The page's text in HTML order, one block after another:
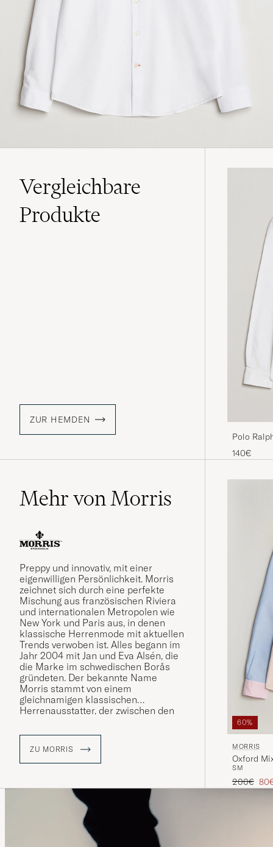
Vergleichbare
Produkte
ZUR HEMDEN
Polo
140€
Mehr von Morris
Preppy und innovativ, mit einer
eigenwilligen Persönlichkeit. Morris
zeichnet sich durch eine perfekte
Mischung aus französischen Riviera
und internationalen Metropolen wie
New York und Paris aus, in denen
klassische Herrenmode mit aktuellen
Trends verwoben ist. Alles begann im
Jahr 2004 mit Jan und Eva Alsén, die
die Marke im schwedischen Borås
gründeten. Der bekannte Name
Morris stammt von einem
gleichnamigen klassischen
Herrenausstatter, der zwischen den
Stockholm seine Blütezeit hatte.
ZU MORRIS
60%
MORRIS
Oxford
SM
Regulärer
200€